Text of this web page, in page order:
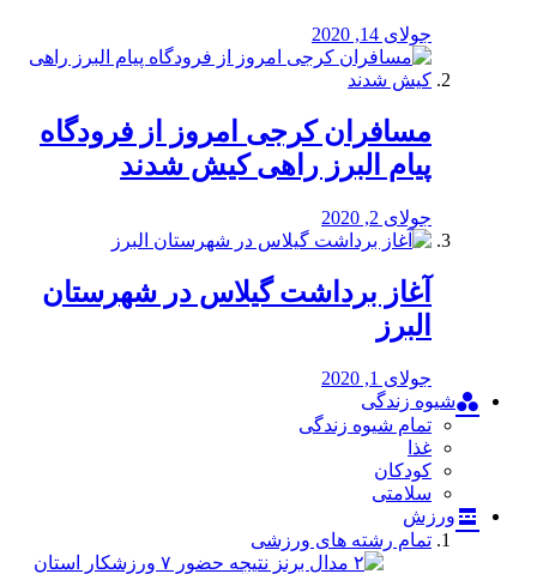
جولای 14, 2020
مسافران کرجی امروز از فرودگاه
پیام البرز راهی کیش شدند
جولای 2, 2020
آغاز برداشت گیلاس در شهرستان
البرز
جولای 1, 2020
شیوه زندگی
تمام شیوه زندگی
غذا
کودکان
سلامتی
ورزش
تمام رشته های ورزشی